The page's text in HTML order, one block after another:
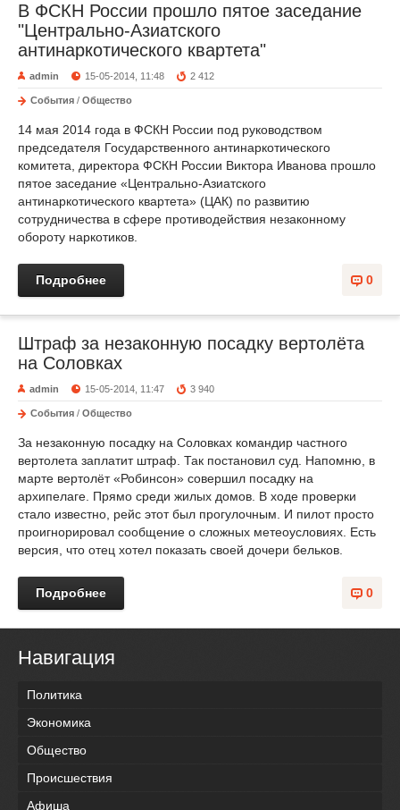
В ФСКН России прошло пятое заседание
"Центрально-Азиатского
антинаркотического квартета"
admin 15-05-2014, 11:48 2 412
События / Общество
14 мая 2014 года в ФСКН России под руководством
председателя Государственного антинаркотического
комитета, директора ФСКН России Виктора Иванова прошло
пятое заседание «Центрально-Азиатского
антинаркотического квартета» (ЦАК) по развитию
сотрудничества в сфере противодействия незаконному
обороту наркотиков.
0
Подробнее
Штраф за незаконную посадку вертолёта
на Соловках
admin 15-05-2014, 11:47 3 940
События / Общество
За незаконную посадку на Соловках командир частного
вертолета заплатит штраф. Так постановил суд. Напомню, в
марте вертолёт «Робинсон» совершил посадку на
архипелаге. Прямо среди жилых домов. В ходе проверки
стало известно, рейс этот был прогулочным. И пилот просто
проигнорировал сообщение о сложных метеоусловиях. Есть
версия, что отец хотел показать своей дочери бельков.
0
Подробнее
Навигация
Политика
Экономика
Общество
Происшествия
Афиша